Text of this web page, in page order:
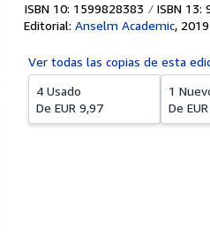
ISBN 10: 1599828383
ISBN 13:
Editorial: Anselm Academic, 2019
Ver todas las copias de esta
4 Usado
De EUR 9,97
1
De